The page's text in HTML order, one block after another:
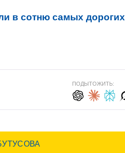
в сотню самых дорогих
ПОДЫТОЖИТЬ: